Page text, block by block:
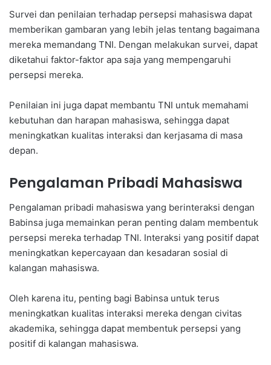
Survei dan penilaian terhadap persepsi mahasiswa dapat
memberikan gambaran yang lebih jelas tentang bagaimana
mereka memandang TNI. Dengan melakukan survei, dapat
diketahui faktor-faktor apa saja yang mempengaruhi
persepsi mereka.
Penilaian ini juga dapat membantu TNI untuk memahami
kebutuhan dan harapan mahasiswa, sehingga dapat
meningkatkan kualitas interaksi dan kerjasama di masa
depan.
Pengalaman Pribadi Mahasiswa
Pengalaman pribadi mahasiswa yang berinteraksi dengan
Babinsa juga memainkan peran penting dalam membentuk
persepsi mereka terhadap TNI. Interaksi yang positif dapat
meningkatkan kepercayaan dan kesadaran sosial di
kalangan mahasiswa.
Oleh karena itu, penting bagi Babinsa untuk terus
meningkatkan kualitas interaksi mereka dengan civitas
akademika, sehingga dapat membentuk persepsi yang
positif di kalangan mahasiswa.